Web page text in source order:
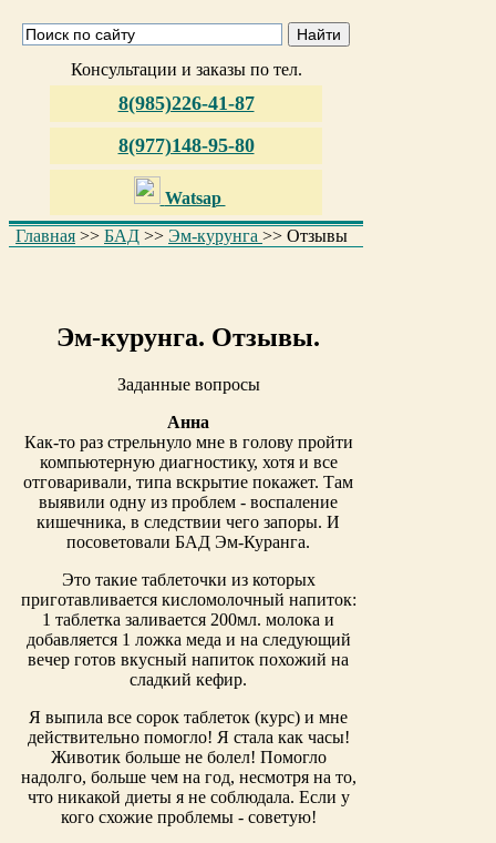
Консультации и заказы по тел.
8(985)226-41-87
8(977)148-95-80
Watsap
Главная >> БАД >> Эм-курунга >> Отзывы
Эм-курунга. Отзывы.
Заданные вопросы
Анна
Как-то раз стрельнуло мне в голову пройти
компьютерную диагностику, хотя и все
отговаривали, типа вскрытие покажет. Там
выявили одну из проблем - воспаление
кишечника, в следствии чего запоры. И
посоветовали БАД Эм-Куранга.
Это такие таблеточки из которых
приготавливается кисломолочный напиток:
1 таблетка заливается 200мл. молока и
добавляется 1 ложка меда и на следующий
вечер готов вкусный напиток похожий на
сладкий кефир.
Я выпила все сорок таблеток (курс) и мне
действительно помогло! Я стала как часы!
Животик больше не болел! Помогло
надолго, больше чем на год, несмотря на то,
что никакой диеты я не соблюдала. Если у
кого схожие проблемы - советую!